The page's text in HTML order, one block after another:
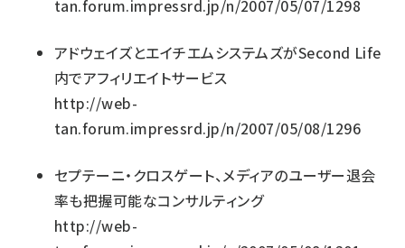
tan.forum.impressrd.jp/n/2007/05/07/1298
アドウェイズとエイチエムシステムズがSecond Life
内でアフィリエイトサービス
http://web-
tan.forum.impressrd.jp/n/2007/05/08/1296
セプテーニ・クロスゲート、メディアのユーザー退会
率も把握可能なコンサルティング
http://web-